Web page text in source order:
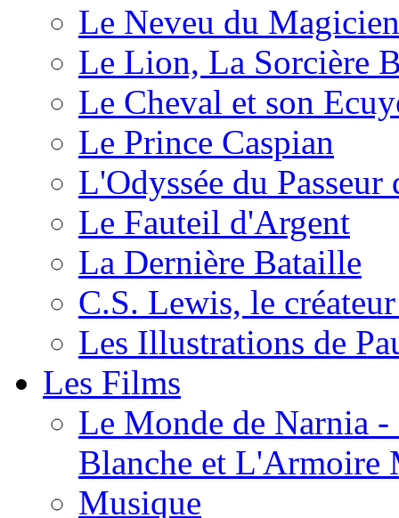
Le Neveu du Magicien
Le Lion, La Sorcière
Le Cheval et son
Le Prince Caspian
L'Odyssée du
Le Fauteil d'Argent
La Dernière Bataille
C.S. Lewis, le
Les Illustrations de
Les Films
Le Monde de Narnia
Blanche et L'Armoire
Musique